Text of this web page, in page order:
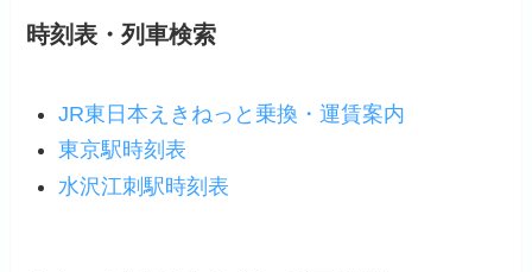
時刻表・列車検索
JR東日本えきねっと乗換・運賃案内
東京駅時刻表
水沢江刺駅時刻表